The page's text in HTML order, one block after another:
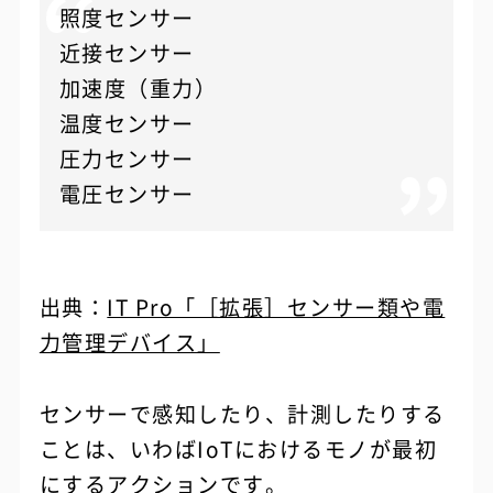
照度センサー
近接センサー
加速度（重力）
温度センサー
圧力センサー
電圧センサー
出典： IT Pro「［拡張］センサー類や電
力管理デバイス」
センサーで感知したり、計測したりする
ことは、いわばIoTにおけるモノが最初
にするアクションです。